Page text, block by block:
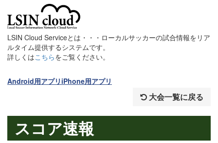
LSIN Cloud Serviceとは・・・ローカルサッカーの試合情報をリア
ルタイム提供するシステムです。
詳しくはこちらをご覧ください。
Android用アプリ iPhone用アプリ
大会一覧に戻る
スコア速報